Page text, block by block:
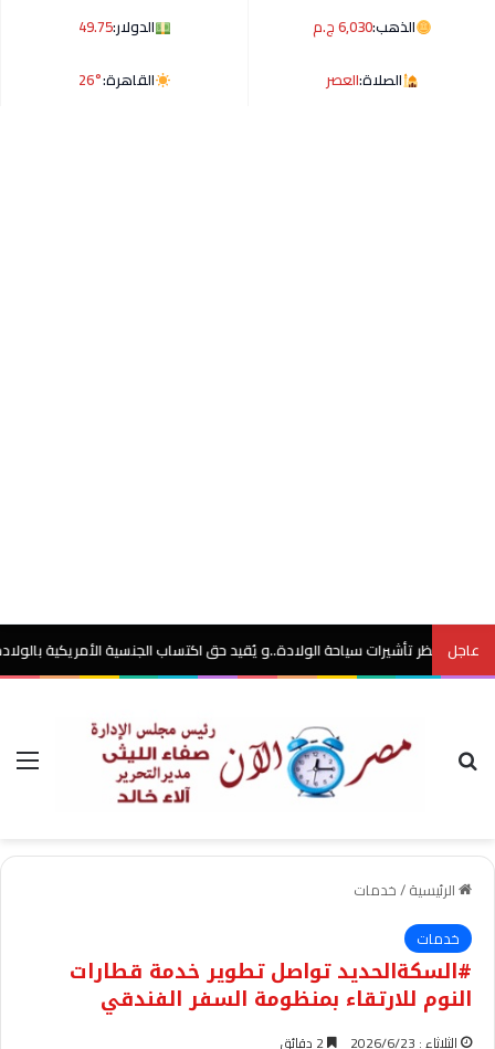
الذهب:6,030 ج.م الدولار:49.75
الصلاة:العصر القاهرة:26°
عاجل
تأشيرات سياحة الولادة..و يُقيد حق اكتساب الجنسية الأمريكية بالولادة مصر الآن
بحث عن
الرئيسية/خدمات
خدمات
#السكةالحديد تواصل تطوير خدمة قطارات
النوم للارتقاء بمنظومة السفر الفندقي
الثلاثاء : 2026/6/23